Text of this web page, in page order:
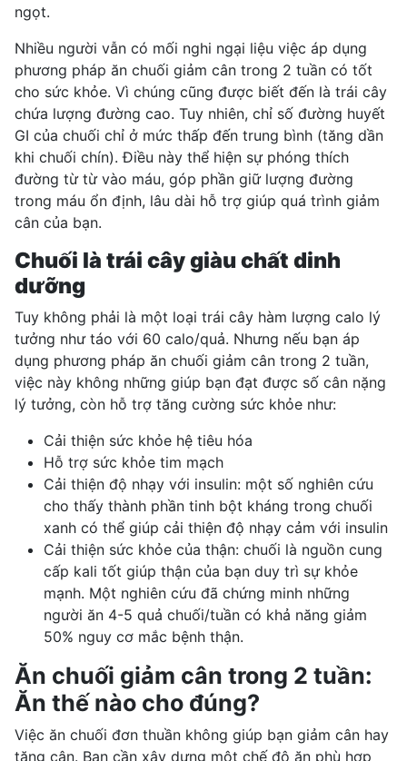
ngọt.
Nhiều người vẫn có mối nghi ngại liệu việc áp dụng
phương pháp ăn chuối giảm cân trong 2 tuần có tốt
cho sức khỏe. Vì chúng cũng được biết đến là trái cây
chứa lượng đường cao. Tuy nhiên, chỉ số đường huyết
GI của chuối chỉ ở mức thấp đến trung bình (tăng dần
khi chuối chín). Điều này thể hiện sự phóng thích
đường từ từ vào máu, góp phần giữ lượng đường
trong máu ổn định, lâu dài hỗ trợ giúp quá trình giảm
cân của bạn.
Chuối là trái cây giàu chất dinh
dưỡng
Tuy không phải là một loại trái cây hàm lượng calo lý
tưởng như táo với 60 calo/quả. Nhưng nếu bạn áp
dụng phương pháp ăn chuối giảm cân trong 2 tuần,
việc này không những giúp bạn đạt được số cân nặng
lý tưởng, còn hỗ trợ tăng cường sức khỏe như:
Cải thiện sức khỏe hệ tiêu hóa
Hỗ trợ sức khỏe tim mạch
Cải thiện độ nhạy với insulin: một số nghiên cứu
cho thấy thành phần tinh bột kháng trong chuối
xanh có thể giúp cải thiện độ nhạy cảm với insulin
Cải thiện sức khỏe của thận: chuối là nguồn cung
cấp kali tốt giúp thận của bạn duy trì sự khỏe
mạnh. Một nghiên cứu đã chứng minh những
người ăn 4-5 quả chuối/tuần có khả năng giảm
50% nguy cơ mắc bệnh thận.
Ăn chuối giảm cân trong 2 tuần:
Ăn thế nào cho đúng?
Việc ăn chuối đơn thuần không giúp bạn giảm cân hay
tăng cân. Bạn cần xây dựng một chế độ ăn phù hợp